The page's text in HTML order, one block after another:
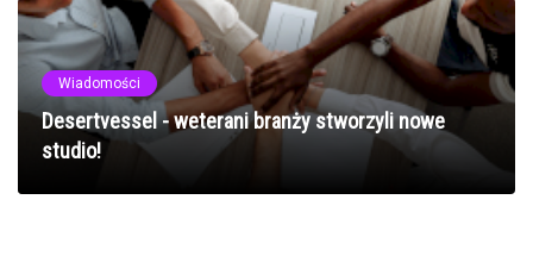
Wiadomości
Desertvessel - weterani branży stworzyli nowe
studio!